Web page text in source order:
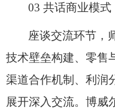
03 共话商业模
座谈交流环节，
技术壁垒构建、零售
渠道合作机制、利润
展开深入交流。博威